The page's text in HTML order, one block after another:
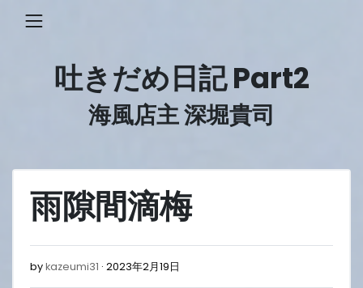
吐きだめ日記 Part2
海風店主 深堀貴司
雨隙間滴梅
bykazeumi31 2023年2月19日